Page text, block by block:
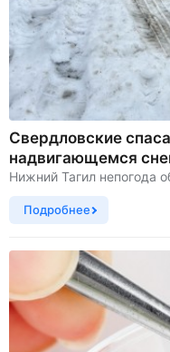
Свердловские
надвигающемся
Нижний Тагил непогода
Подробнее